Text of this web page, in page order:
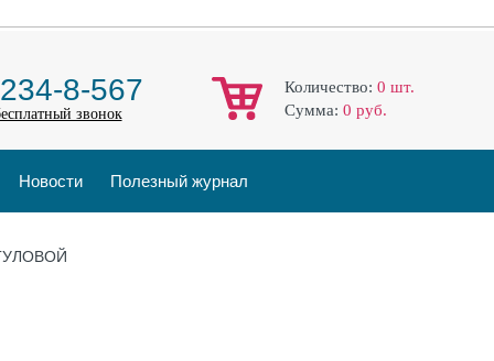
8-567
звонок
Количество: 0 шт.
Cумма: 0 руб.
Новости Полезный журнал